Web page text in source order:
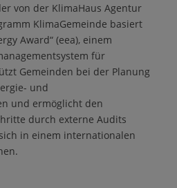
von der KlimaHaus Agentur
KlimaGemeinde basiert
Award“ (eea), einem
für
Gemeinden bei der Planung
und
und ermöglicht den
durch externe Audits
in einem internationalen